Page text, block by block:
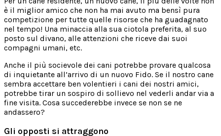
è il miglior amico che non ha mai avuto ma bensì pura
competizione per tutte quelle risorse che ha guadagnato
nel tempo! Una minaccia alla sua ciotola preferita, al suo
posto sul divano, alle attenzioni che riceve dai suoi
compagni umani, etc.
Anche il più socievole dei cani potrebbe provare qualcosa
di inquietante all’arrivo di un nuovo Fido. Se il nostro cane
sembra accettare ben volentieri i cani dei nostri amici,
potrebbe tirar un sospiro di sollievo nel vederli andar via a
fine visita. Cosa succederebbe invece se non se ne
andassero?
Gli opposti si attraggono